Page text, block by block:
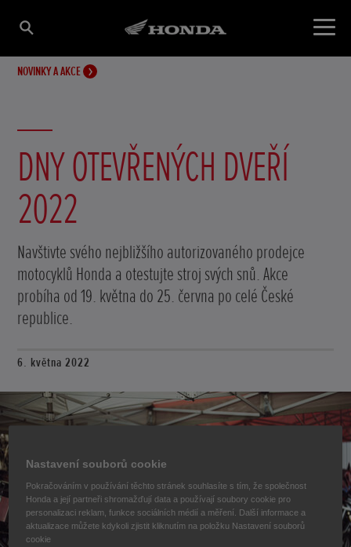
NOVINKY A AKCE
DNY OTEVŘENÝCH DVEŘÍ
2022
Navštivte svého nejbližšího autorizovaného prodejce
motocyklů Honda a otestujte stroj svých snů. Akce
probíha od 19. května do 25. června po celé České
republice.
6. května 2022
Nastavení souborů cookie
Pokračováním v používání těchto stránek souhlasíte s tím, že společnost
Honda a její partneři shromažďují data a používají soubory cookie pro
personalizaci reklam, funkce sociálních médií a měření. Další informace a
aktualizace můžete kdykoli zjistit kliknutím na položku Nastavení souborů
cookie